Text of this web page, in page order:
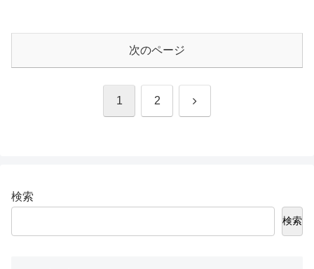
次のページ
1 2 次
検索
検索